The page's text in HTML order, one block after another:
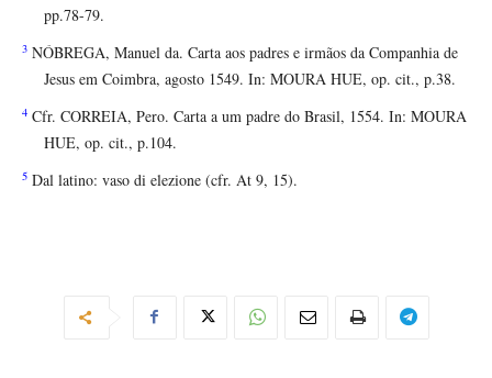
pp.78-79.
3 NÓBREGA, Manuel da. Carta aos padres e irmãos da Companhia de
Jesus em Coimbra, agosto 1549. In: MOURA HUE, op. cit., p.38.
4 Cfr. CORREIA, Pero. Carta a um padre do Brasil, 1554. In: MOURA
HUE, op. cit., p.104.
5 Dal latino: vaso di elezione (cfr. At 9, 15).